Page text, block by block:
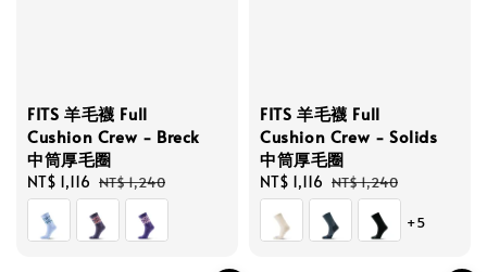
FITS 羊毛襪 Full
Cushion Crew - Breck
中筒厚毛圈
Sale
price
NT$ 1,116 Regular
price
NT$ 1,240
FITS 羊毛襪 Full
Cushion Crew - Solids
中筒厚毛圈
Sale
price
NT$ 1,116 Regular
price
NT$ 1,240
+5